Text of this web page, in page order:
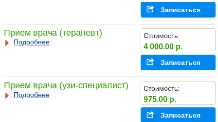
Записаться
Прием врача (терапевт)
Подробнее
Стоимость:
4 000.00 р.
Записаться
Прием врача (узи-специалист)
Подробнее
Стоимость:
975.00 р.
Записаться